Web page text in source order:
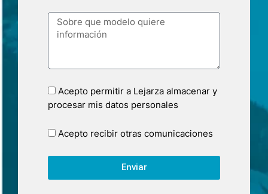
Acepto permitir a Lejarza almacenar y
procesar mis datos personales
Acepto recibir otras comunicaciones
Enviar